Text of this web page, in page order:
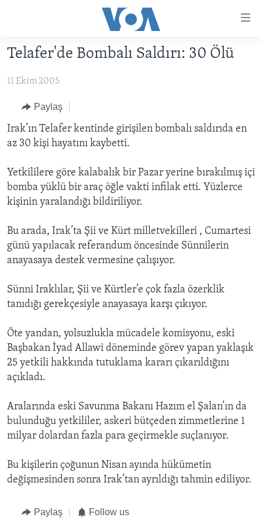
geç
navigasyona
geç
TÜRKİYE
AMERİKA
ORTADOĞU
AVRUPA
ULUSLARARASI
SAĞLIK
BİLİM VE TEKNOLOJİ
EKONOMİ
ÇEVRE
SANAT
PROGRAMLAR
AMERİKA'DA YAŞAM
UKRAYNA KRİZİ
YAPAY ZEKA
YORUMLAR
AMERIKA'YA ÖZEL
İNGİLİZCE DERSLERİ
MULTİMEDYA
VİDEO GALERİ
FOTO GALERİ
LEARNING ENGLISH
Diller
Telafer'de Bombalı Saldırı: 30 Ölü
11 Ekim 2005
Paylaş
Irak’ın Telafer kentinde girişilen bombalı saldırıda en
az 30 kişi hayatını kaybetti.
Yetkililere göre kalabalık bir Pazar yerine bırakılmış içi
bomba yüklü bir araç öğle vakti infilak etti. Yüzlerce
kişinin yaralandığı bildiriliyor.
Bu arada, Irak’ta Şii ve Kürt milletvekilleri , Cumartesi
günü yapılacak referandum öncesinde Sünnilerin
anayasaya destek vermesine çalışıyor.
Sünni Iraklılar, Şii ve Kürtler’e çok fazla özerklik
tanıdığı gerekçesiyle anayasaya karşı çıkıyor.
Öte yandan, yolsuzlukla mücadele komisyonu, eski
Başbakan İyad Allawi döneminde görev yapan yaklaşık
25 yetkili hakkında tutuklama kararı çıkarıldığını
açıkladı.
Aralarında eski Savunma Bakanı Hazım el Şalan’ın da
bulunduğu yetkililer, askeri bütçeden zimmetlerine 1
milyar dolardan fazla para geçirmekle suçlanıyor.
Bu kişilerin çoğunun Nisan ayında hükümetin
değişmesinden sonra Irak’tan ayrıldığı tahmin ediliyor.
Paylaş Follow us